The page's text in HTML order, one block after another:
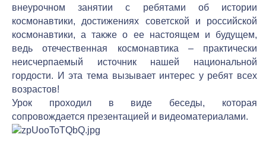
внеурочном занятии с ребятами об истории
космонавтики, достижениях советской и российской
космонавтики, а также о ее настоящем и будущем,
ведь отечественная космонавтика – практически
неисчерпаемый источник нашей национальной
гордости. И эта тема вызывает интерес у ребят всех
возрастов!
Урок проходил в виде беседы, которая
сопровождается презентацией и видеоматериалами.